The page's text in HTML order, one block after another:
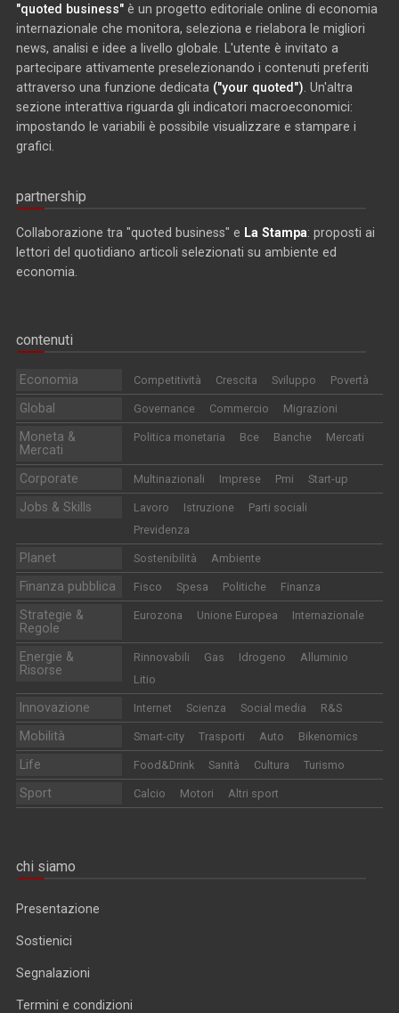
"quoted business" è un progetto editoriale online di economia
internazionale che monitora, seleziona e rielabora le migliori
news, analisi e idee a livello globale. L'utente è invitato a
partecipare attivamente preselezionando i contenuti preferiti
attraverso una funzione dedicata ("your quoted") . Un'altra
sezione interattiva riguarda gli indicatori macroeconomici:
impostando le variabili è possibile visualizzare e stampare i
grafici.
partnership
Collaborazione tra "quoted business" e La Stampa: proposti ai
lettori del quotidiano articoli selezionati su ambiente ed
economia.
contenuti
Economia Competitività Crescita Sviluppo Povertà
Global Governance Commercio Migrazioni
Moneta &
Mercati
Politica monetaria Bce Banche Mercati
Corporate Multinazionali Imprese Pmi Start-up
Jobs & Skills Lavoro Istruzione
Parti sociali
Previdenza
Planet Sostenibilità Ambiente
Finanza pubblica Fisco Spesa Politiche Finanza
Strategie &
Regole
Eurozona Unione Europea Internazionale
Energie &
Risorse
Rinnovabili Gas Idrogeno
Alluminio
Litio
Innovazione Internet Scienza Social media R&S
Mobilità Smart-city Trasporti Auto Bikenomics
Life Food&Drink Sanità Cultura Turismo
Sport Calcio Motori Altri sport
chi siamo
Presentazione
Sostienici
Segnalazioni
Termini e condizioni